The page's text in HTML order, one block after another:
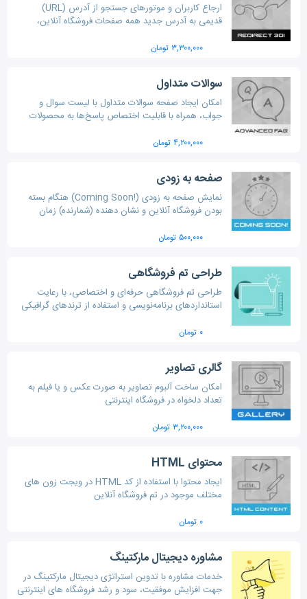
ارجاع کاربران و موتورهای جستجو از آدرس (URL)
قدیمی به آدرس جدید همه صفحات فروشگاه آنلاین،
کالای خاص و ... از قابلیت های این برنامه می باشد.
سوالات متداول
امکان ایجاد صفحه سوالات متداول با لیست سوال و
جواب، همراه با قابلیت اختصاص پاسخ‌ها به محصولات
صفحه به زودی
نمایش صفحه به زودی (!Coming Soon) هنگام بسته
بودن فروشگاه آنلاین و نشان دهنده (شمارنده) زمان
طراحی تم فروشگاهی
طراحی تم فروشگاهی حرفه‌ای و اختصاصی، با رعایت
استانداردهای برنامه‌نویسی و استفاده از ترندهای گرافیکی
بازار رقابتی.
گالری تصاویر
امکان ساخت آلبوم تصاویر به صورت عکس و یا فیلم به
تعداد دلخواه در فروشگاه اینترنتی
محتوای HTML
ایجاد محتوا با استفاده از کد HTML در ویجت زون های
مختلف موجود در تم فروشگاه آنلاین
مشاوره دیجیتال مارکتینگ
خدمات مشاوره با تدوین استراتژی دیجیتال مارکتینگ در
جهت افزایش موفقیت، سود و رشد فروشگاه های اینترنتی